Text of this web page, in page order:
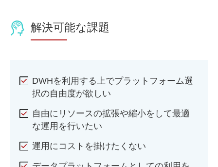
解決可能な課題
DWHを利用する上でプラットフォーム選
択の自由度が欲しい
自由にリソースの拡張や縮小をして最適
な運用を行いたい
運用にコストを掛けたくない